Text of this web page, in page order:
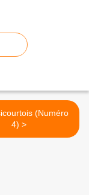
(Numéro
4) >